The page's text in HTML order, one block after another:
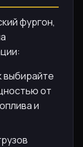
фургон,
выбирайте
от
и